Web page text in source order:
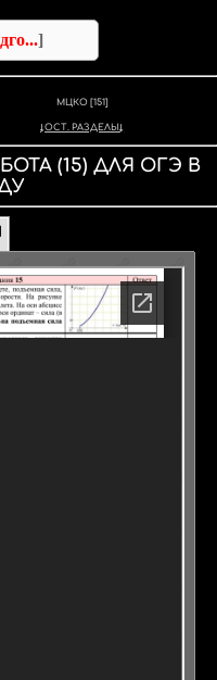
]
МЦКО [151]
ОСТ. РАЗДЕЛЫ
(15) ДЛЯ ОГЭ В